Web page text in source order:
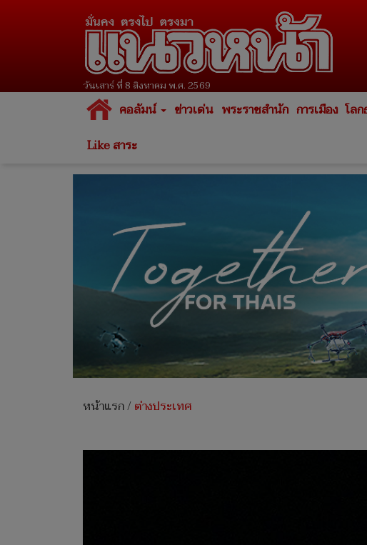
วันเสาร์ ที่ 8 สิงหาคม พ.ศ. 2569
คอลัมน์ ข่าวเด่น พระราชสำนัก การเมือง โล
Like สาระ
หน้าแรก/ต่างประเทศ